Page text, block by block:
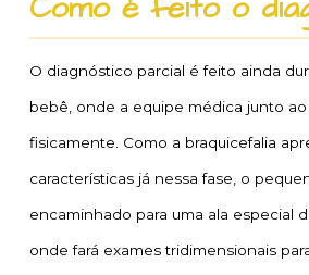
O diagnóstico parcial é feito ainda
bebê, onde a equipe médica junto
fisicamente. Como a braquicefalia
características já nessa fase, o
encaminhado para uma ala especial
onde fará exames tridimensionais